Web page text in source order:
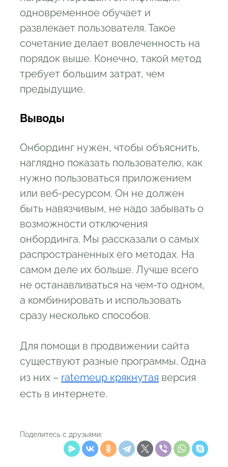
одновременное обучает и
развлекает пользователя. Такое
сочетание делает вовлеченность на
порядок выше. Конечно, такой метод
требует большим затрат, чем
предыдущие.
Выводы
Онбординг нужен, чтобы объяснить,
наглядно показать пользователю, как
нужно пользоваться приложением
или веб-ресурсом. Он не должен
быть навязчивым, не надо забывать о
возможности отключения
онбординга. Мы рассказали о самых
распространенных его методах. На
самом деле их больше. Лучше всего
не останавливаться на чем-то одном,
а комбинировать и использовать
сразу несколько способов.
Для помощи в продвижении сайта
существуют разные программы. Одна
из них – ratemeup крякнутая версия
есть в интернете.
Поделитесь с друзьями: